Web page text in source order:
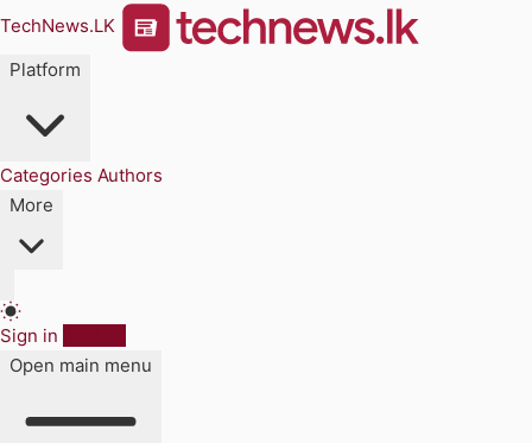
TechNews.LK
Platform
Categories Authors
More
Sign in
Open main menu